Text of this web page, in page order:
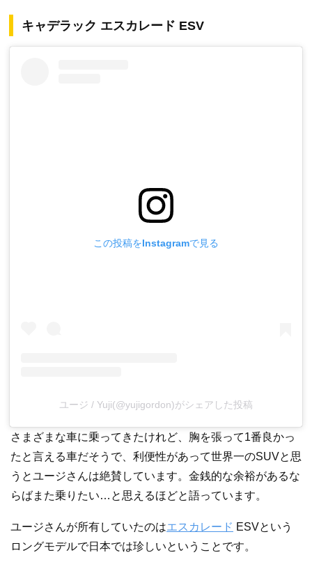
キャデラック エスカレード ESV
この投稿をInstagramで見る
ユージ / Yuji(@yujigordon)がシェアした投稿
さまざまな車に乗ってきたけれど、胸を張って1番良かっ
たと言える車だそうで、利便性があって世界一のSUVと思
うとユージさんは絶賛しています。金銭的な余裕があるな
らばまた乗りたい…と思えるほどと語っています。
ユージさんが所有していたのはエスカレード ESVという
ロングモデルで日本では珍しいということです。